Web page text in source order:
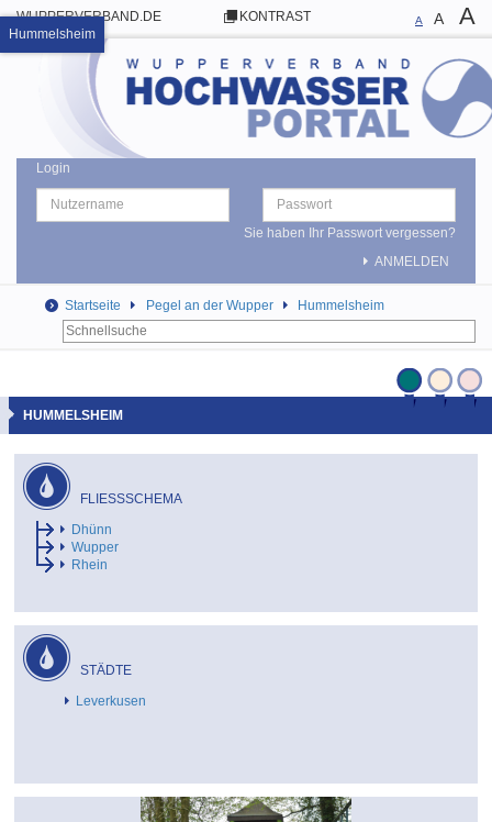
WUPPERVERBAND.DE KONTRAST A A A
Login
Sie haben Ihr Passwort vergessen?
ANMELDEN
Startseite Pegel an der Wupper Hummelsheim
HUMMELSHEIM
FLIESSSCHEMA
Dhünn
Wupper
Rhein
STÄDTE
Leverkusen
Hummelsheim